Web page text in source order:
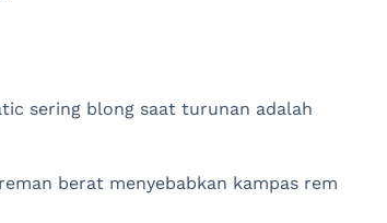
sering blong saat turunan adalah
berat menyebabkan kampas rem